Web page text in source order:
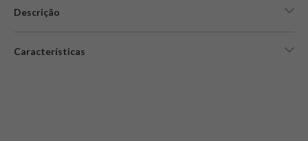
Descrição
Características